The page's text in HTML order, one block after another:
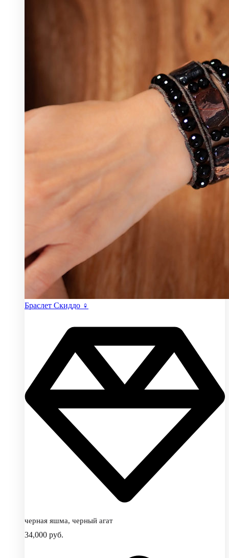
Браслет Скиддо ♀
черная яшма, черный агат
34,000 руб.